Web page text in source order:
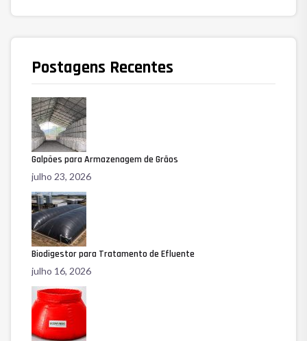
Postagens Recentes
Galpões para Armazenagem de Grãos
julho 23, 2026
Biodigestor para Tratamento de Efluente
julho 16, 2026